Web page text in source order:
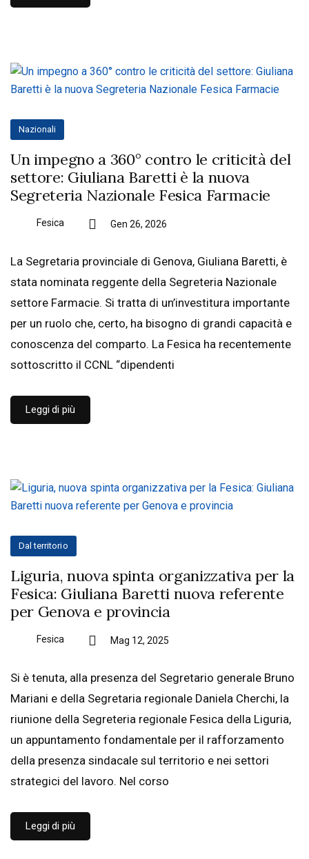
Nazionali
Un impegno a 360° contro le criticità del
settore: Giuliana Baretti è la nuova
Segreteria Nazionale Fesica Farmacie
Fesica Gen 26, 2026
La Segretaria provinciale di Genova, Giuliana Baretti, è
stata nominata reggente della Segreteria Nazionale
settore Farmacie. Si tratta di un’investitura importante
per un ruolo che, certo, ha bisogno di grandi capacità e
conoscenza del comparto. La Fesica ha recentemente
sottoscritto il CCNL “dipendenti
Leggi di più
Dal territorio
Liguria, nuova spinta organizzativa per la
Fesica: Giuliana Baretti nuova referente
per Genova e provincia
Fesica Mag 12, 2025
Si è tenuta, alla presenza del Segretario generale Bruno
Mariani e della Segretaria regionale Daniela Cherchi, la
riunione della Segreteria regionale Fesica della Liguria,
un appuntamento fondamentale per il rafforzamento
della presenza sindacale sul territorio e nei settori
strategici del lavoro. Nel corso
Leggi di più